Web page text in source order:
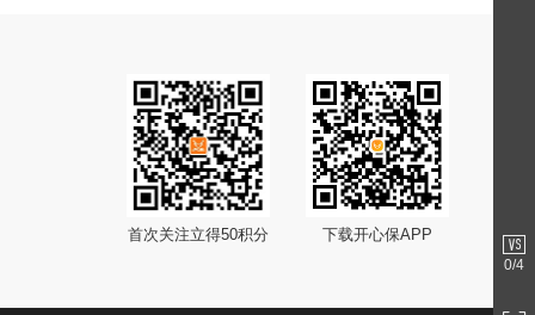
首次关注立得50积分 下载开心保APP
0/4